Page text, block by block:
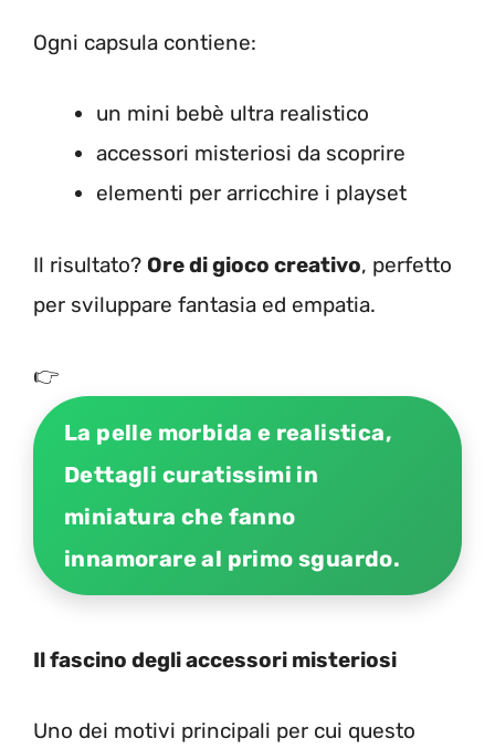
Ogni capsula contiene:
un mini bebè ultra realistico
accessori misteriosi da scoprire
elementi per arricchire i playset
Il risultato? Ore di gioco creativo, perfetto
per sviluppare fantasia ed empatia.
👉
La pelle morbida e realistica,
Dettagli curatissimi in
miniatura che fanno
innamorare al primo sguardo.
Il fascino degli accessori misteriosi
Uno dei motivi principali per cui questo